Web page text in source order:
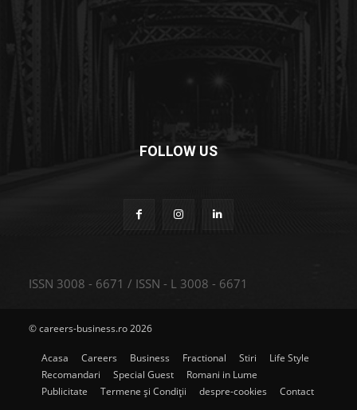
FOLLOW US
ISSN 3008 - 6671 / ISSN - L 3008 - 6671
© careers-business.ro 2026
Acasa Careers Business Fractional Stiri
Life Style
Recomandari
Special Guest
Romani in Lume
Publicitate
Termene și Condiții despre-cookies Contact